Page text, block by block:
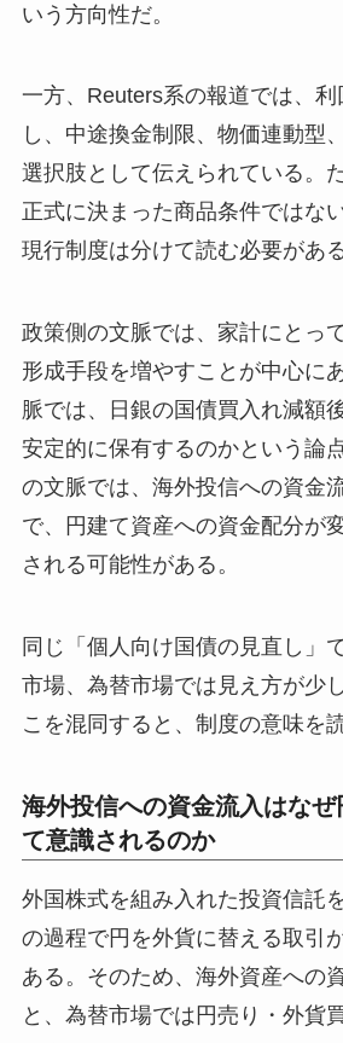
いう方向性だ。
一方、Reuters系の報道では、
し、中途換金制限、物価連動型
選択肢として伝えられている。
正式に決まった商品条件ではな
現行制度は分けて読む必要がある
政策側の文脈では、家計にとっ
形成手段を増やすことが中心に
脈では、日銀の国債買入れ減額
安定的に保有するのかという論
の文脈では、海外投信への資金
で、円建て資産への資金配分が
される可能性がある。
同じ「個人向け国債の見直し」
市場、為替市場では見え方が少
こを混同すると、制度の意味を
海外投信への資金流入はなぜ
て意識されるのか
外国株式を組み入れた投資信託
の過程で円を外貨に替える取引
ある。そのため、海外資産への
と、為替市場では円売り・外貨